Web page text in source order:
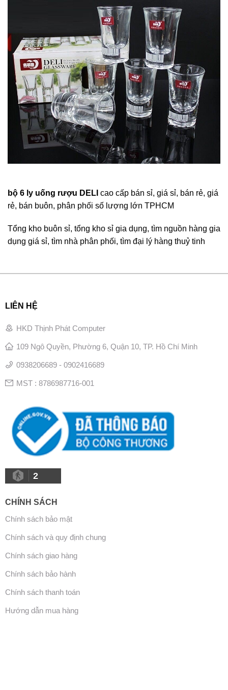
bộ 6 ly uống rượu DELI cao cấp bán sỉ, giá sỉ, bán rẻ, giá
rẻ, bán buôn, phân phối số lượng lớn TPHCM
Tổng kho buôn sỉ, tổng kho sỉ gia dụng, tìm nguồn hàng gia
dụng giá sỉ, tìm nhà phân phối, tìm đại lý hàng thuỷ tinh
LIÊN HỆ
HKD Thịnh Phát Computer
109 Ngô Quyền, Phường 6, Quận 10, TP. Hồ Chí Minh
0938206689 - 0902416689
MST : 8786987716-001
2
CHÍNH SÁCH
Chính sách bảo mật
Chính sách và quy định chung
Chính sách giao hàng
Chính sách bảo hành
Chính sách thanh toán
Hướng dẫn mua hàng